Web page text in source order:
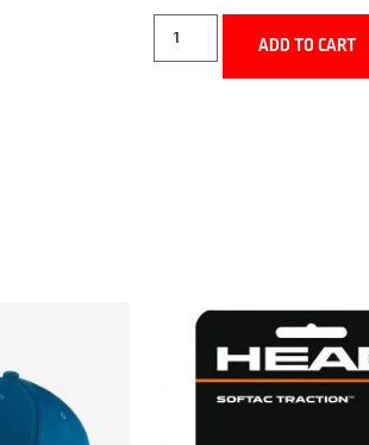
ADD TO CART